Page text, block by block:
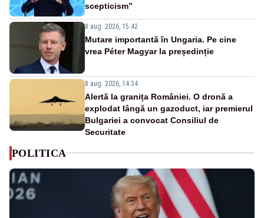
scepticism”
8 aug. 2026, 15:42
Mutare importantă în Ungaria. Pe cine
vrea Péter Magyar la președinție
8 aug. 2026, 14:34
Alertă la granița României. O dronă a
explodat lângă un gazoduct, iar premierul
Bulgariei a convocat Consiliul de
Securitate
POLITICA